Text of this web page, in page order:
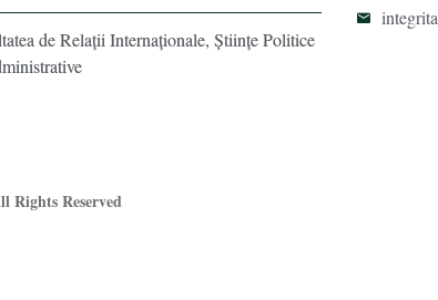
de Relaţii Internaţionale, Ştiinţe Politice
Rights Reserved